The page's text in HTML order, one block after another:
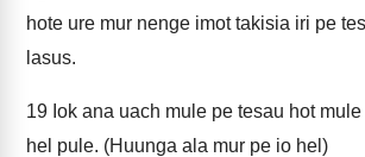
hote ure mur nenge imot takisia iri pe
lasus.
19 Iok ana uach mule pe tesau hot
hel pule. (Huunga ala mur pe io hel)